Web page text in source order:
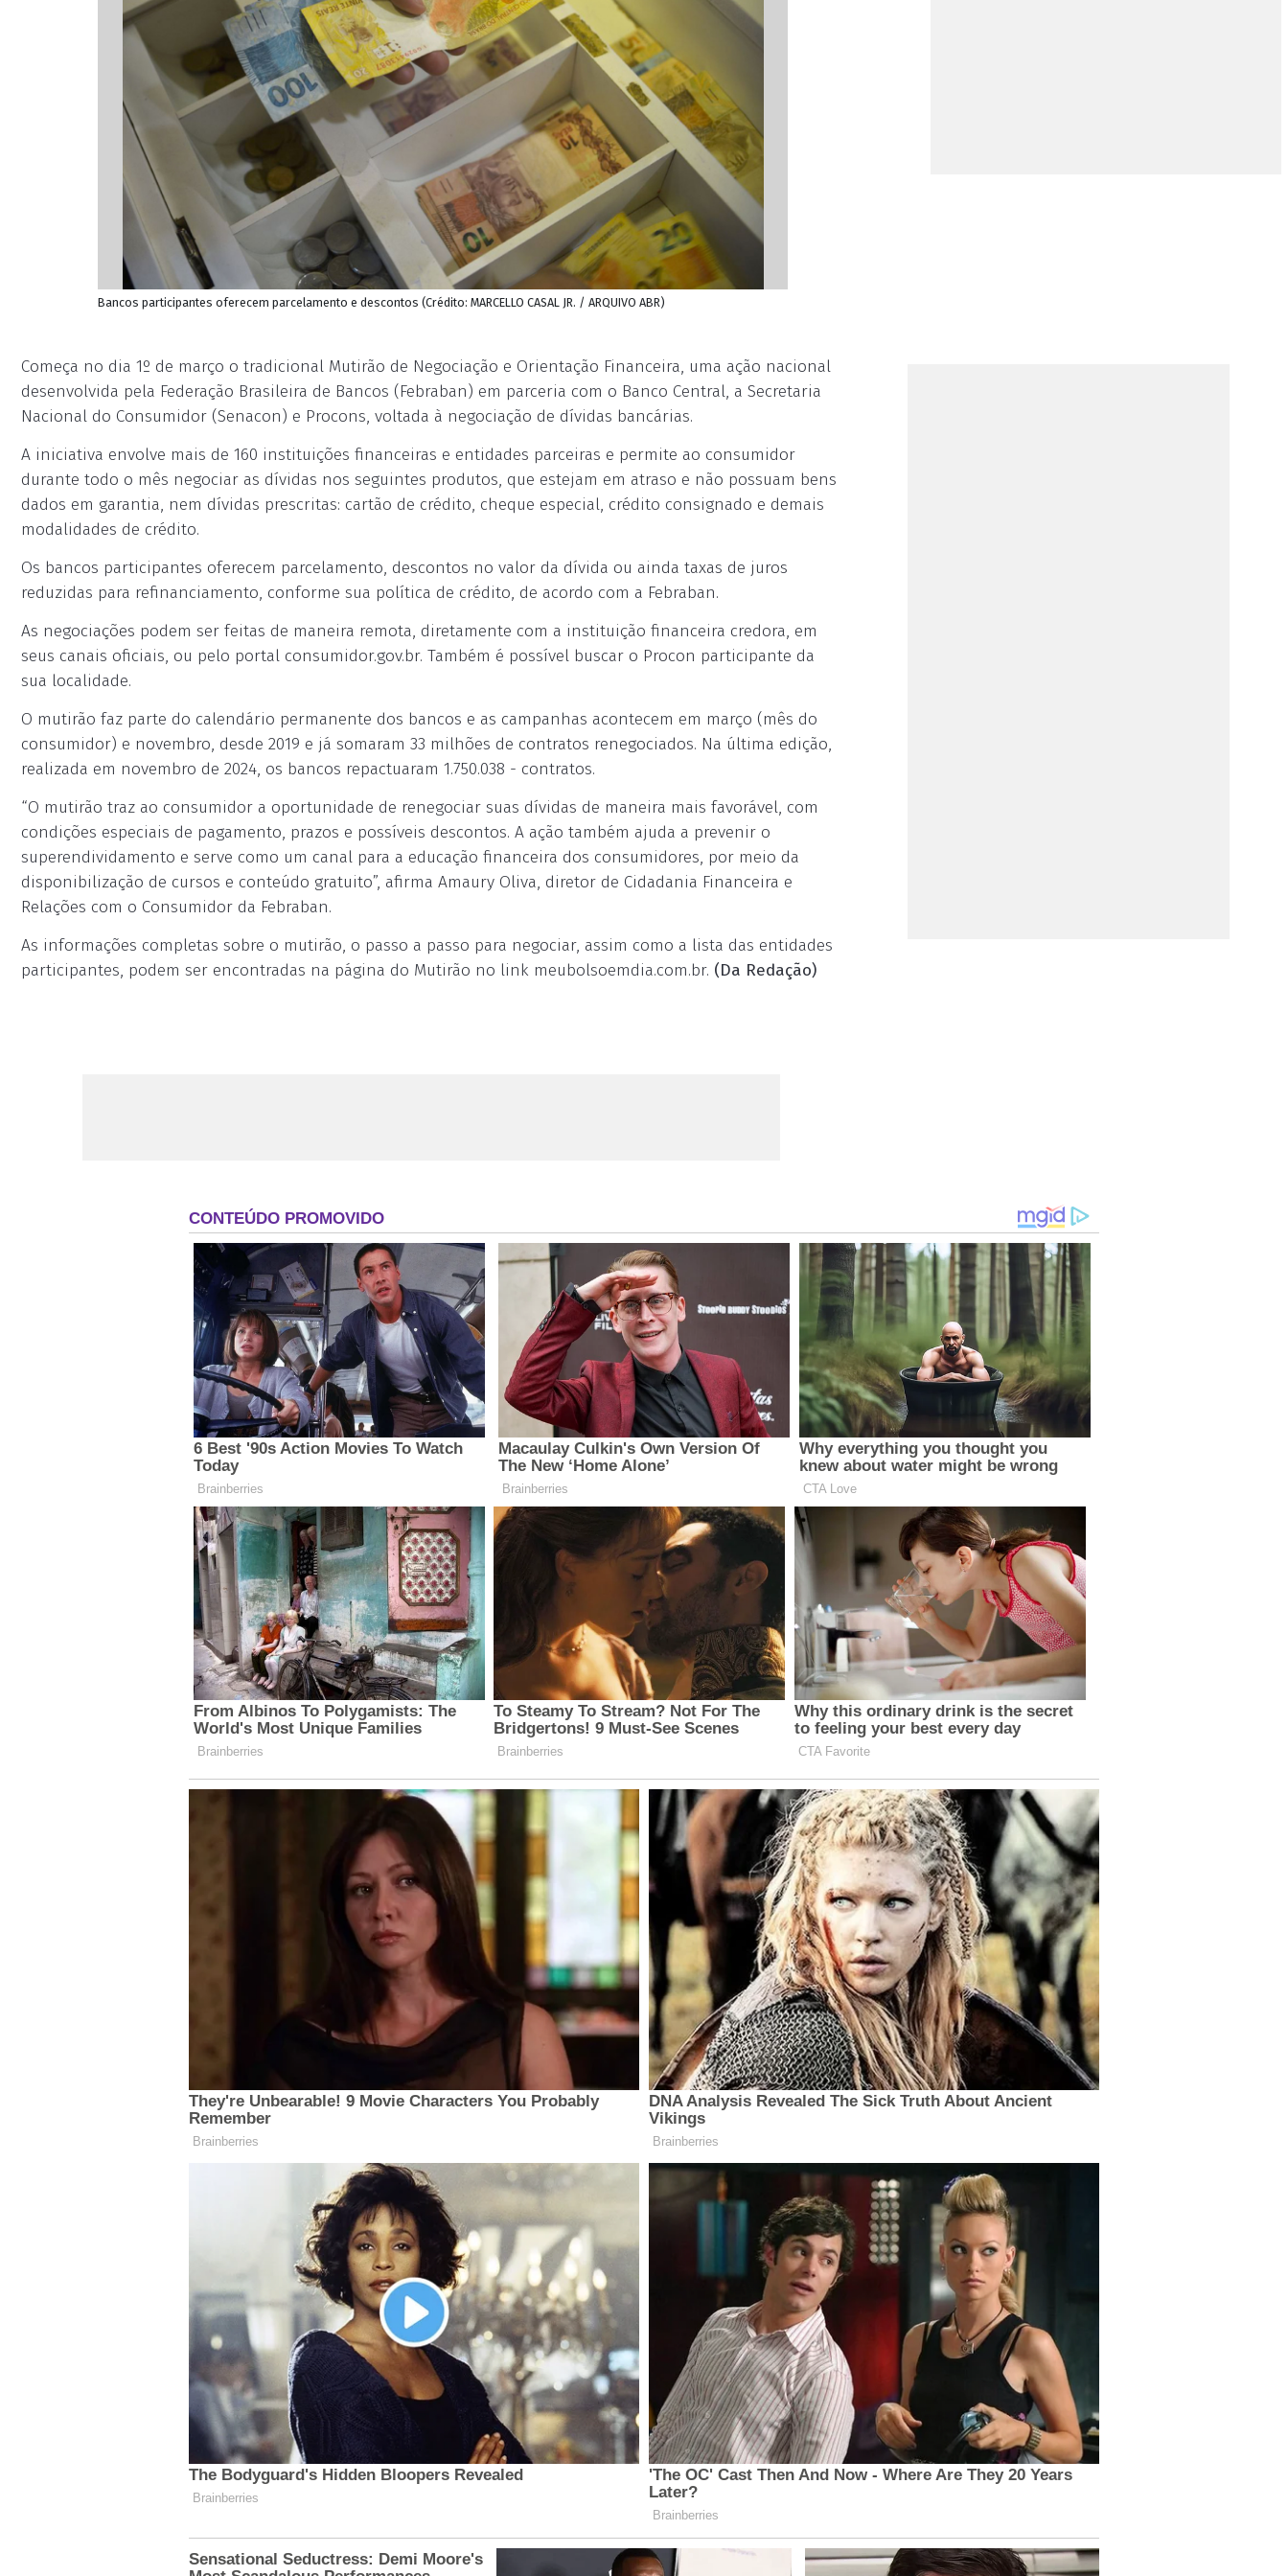
Bancos participantes oferecem parcelamento e descontos (Crédito: MARCELLO CASAL JR. / ARQUIVO ABR)
Começa no dia 1º de março o tradicional Mutirão de Negociação e Orientação Financeira, uma ação nacional
desenvolvida pela Federação Brasileira de Bancos (Febraban) em parceria com o Banco Central, a Secretaria
Nacional do Consumidor (Senacon) e Procons, voltada à negociação de dívidas bancárias.
A iniciativa envolve mais de 160 instituições financeiras e entidades parceiras e permite ao consumidor
durante todo o mês negociar as dívidas nos seguintes produtos, que estejam em atraso e não possuam bens
dados em garantia, nem dívidas prescritas: cartão de crédito, cheque especial, crédito consignado e demais
modalidades de crédito.
Os bancos participantes oferecem parcelamento, descontos no valor da dívida ou ainda taxas de juros
reduzidas para refinanciamento, conforme sua política de crédito, de acordo com a Febraban.
As negociações podem ser feitas de maneira remota, diretamente com a instituição financeira credora, em
seus canais oficiais, ou pelo portal consumidor.gov.br. Também é possível buscar o Procon participante da
sua localidade.
O mutirão faz parte do calendário permanente dos bancos e as campanhas acontecem em março (mês do
consumidor) e novembro, desde 2019 e já somaram 33 milhões de contratos renegociados. Na última edição,
realizada em novembro de 2024, os bancos repactuaram 1.750.038 - contratos.
“O mutirão traz ao consumidor a oportunidade de renegociar suas dívidas de maneira mais favorável, com
condições especiais de pagamento, prazos e possíveis descontos. A ação também ajuda a prevenir o
superendividamento e serve como um canal para a educação financeira dos consumidores, por meio da
disponibilização de cursos e conteúdo gratuito”, afirma Amaury Oliva, diretor de Cidadania Financeira e
Relações com o Consumidor da Febraban.
As informações completas sobre o mutirão, o passo a passo para negociar, assim como a lista das entidades
participantes, podem ser encontradas na página do Mutirão no link meubolsoemdia.com.br. (Da Redação)